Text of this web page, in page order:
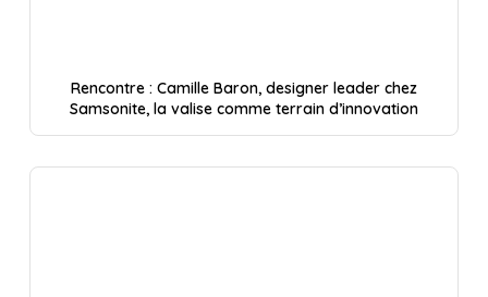
Rencontre : Camille Baron, designer leader chez
Samsonite, la valise comme terrain d’innovation